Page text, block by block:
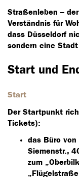
Straßenleben –
Verständnis für
dass Düsseldorf
sondern eine
Start und
Start
Der Startpunkt
Tickets):
das Büro
Siemenstr.,
zum